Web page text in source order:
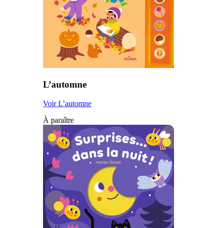
L’automne
Voir L’automne
À paraître